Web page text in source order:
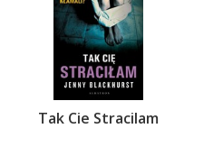
Tak Cie Stracilam